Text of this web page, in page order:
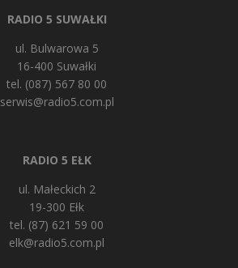
RADIO 5 SUWAŁKI
ul. Bulwarowa 5
16-400 Suwałki
tel. (087) 567 80 00
serwis@radio5.com.pl
RADIO 5 EŁK
ul. Małeckich 2
19-300 Ełk
tel. (87) 621 59 00
elk@radio5.com.pl